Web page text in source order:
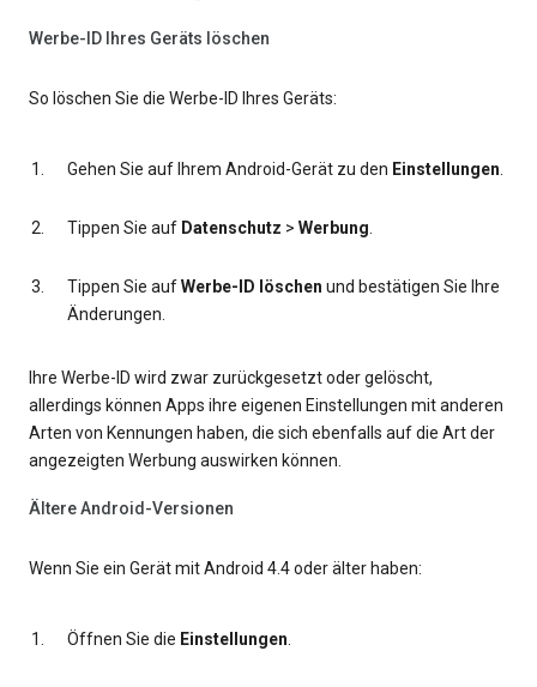
Werbe-ID Ihres Geräts löschen
So löschen Sie die Werbe-ID Ihres Geräts:
Gehen Sie auf Ihrem Android-Gerät zu den Einstellungen.
Tippen Sie auf Datenschutz > Werbung.
Tippen Sie aufWerbe-ID löschen und bestätigen Sie Ihre
Änderungen.
Ihre Werbe-ID wird zwar zurückgesetzt oder gelöscht,
allerdings können Apps ihre eigenen Einstellungen mit anderen
Arten von Kennungen haben, die sich ebenfalls auf die Art der
angezeigten Werbung auswirken können.
Ältere Android-Versionen
Wenn Sie ein Gerät mit Android 4.4 oder älter haben:
Öffnen Sie die Einstellungen.